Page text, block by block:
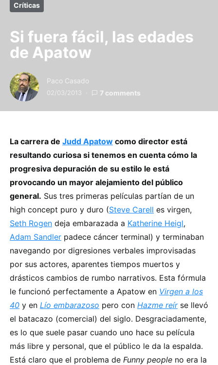
Críticas
Si fuera fácil, las edades
de Apatow
Paco Casado
02/03/2013 7 comments
La carrera de Judd Apatow como director está
resultando curiosa si tenemos en cuenta cómo la
progresiva depuración de su estilo le está
provocando un mayor alejamiento del público
general. Sus tres primeras películas partían de un
high concept puro y duro (Steve Carell es virgen,
Seth Rogen deja embarazada a Katherine Heigl,
Adam Sandler padece cáncer terminal) y terminaban
navegando por digresiones verbales improvisadas
por sus actores, aparentes tiempos muertos y
drásticos cambios de rumbo narrativos. Esta fórmula
le funcionó perfectamente a Apatow en Virgen a los
40 y en Lío embarazoso pero con Hazme reír se llevó
el batacazo (comercial) del siglo. Desgraciadamente,
es lo que suele pasar cuando uno hace su película
más libre y personal, que el público le da la espalda.
Está claro que el problema de Funny people no era la